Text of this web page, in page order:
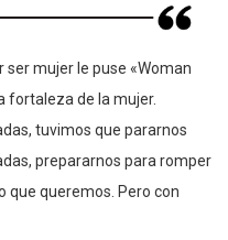
ser mujer le puse «Woman
fortaleza de la mujer.
tuvimos que pararnos
prepararnos para romper
que queremos. Pero con